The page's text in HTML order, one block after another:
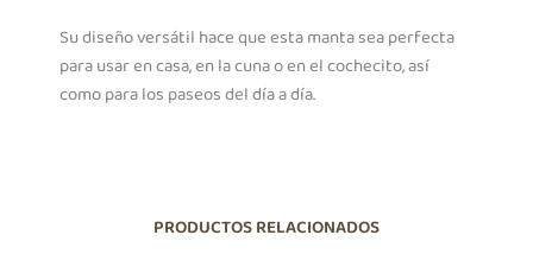
Su diseño versátil hace que esta manta sea perfecta
para usar en casa, en la cuna o en el cochecito, así
como para los paseos del día a día.
PRODUCTOS RELACIONADOS